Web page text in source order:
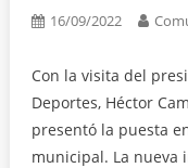
16/09/2022
Con la visita del
Deportes, Héctor
presentó la puesta
municipal. La nueva